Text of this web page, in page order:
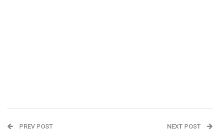
PREV POST NEXT POST